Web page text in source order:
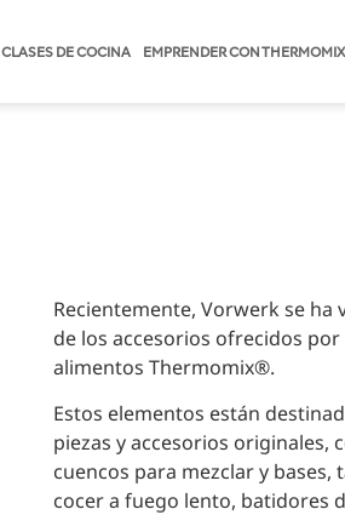
CLASES DE COCINA EMPRENDER CON THERMOMIX
Recientemente, Vorwerk se ha
de los accesorios ofrecidos
alimentos Thermomix®.
Estos elementos están
piezas y accesorios originales,
cuencos para mezclar y
cocer a fuego lento, batidores